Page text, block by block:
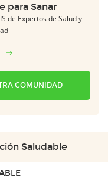
para Sanar
de Expertos de Salud y
COMUNIDAD
Saludable